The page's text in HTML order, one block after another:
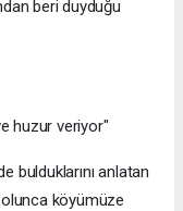
beri duyduğu
huzur veriyor"
bulduklarını anlatan
olunca köyümüze